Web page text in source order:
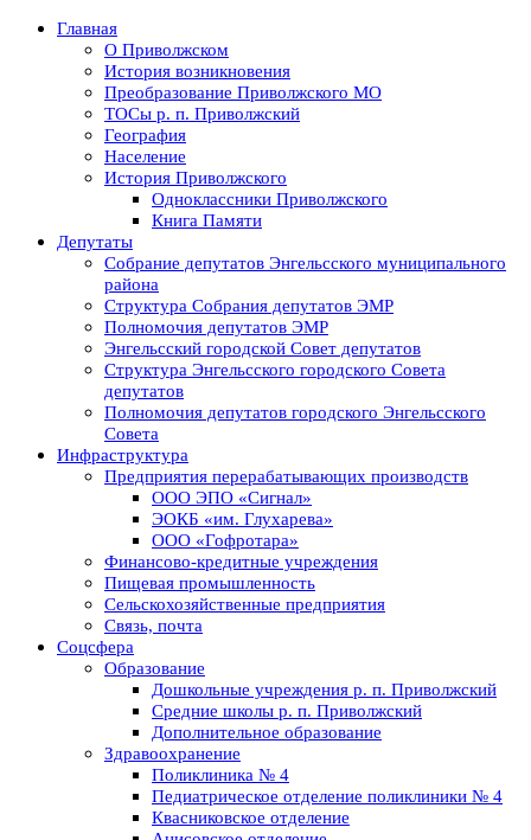
Главная
О Приволжском
История возникновения
Преобразование Приволжского МО
ТОСы р. п. Приволжский
География
Население
История Приволжского
Одноклассники Приволжского
Книга Памяти
Депутаты
Собрание депутатов Энгельсского муниципального
района
Структура Собрания депутатов ЭМР
Полномочия депутатов ЭМР
Энгельсский городской Совет депутатов
Структура Энгельсского городского Совета
депутатов
Полномочия депутатов городского Энгельсского
Совета
Инфраструктура
Предприятия перерабатывающих производств
ООО ЭПО «Сигнал»
ЭОКБ «им. Глухарева»
ООО «Гофротара»
Финансово-кредитные учреждения
Пищевая промышленность
Сельскохозяйственные предприятия
Связь, почта
Соцсфера
Образование
Дошкольные учреждения р. п. Приволжский
Средние школы р. п. Приволжский
Дополнительное образование
Здравоохранение
Поликлиника № 4
Педиатрическое отделение поликлиники № 4
Квасниковское отделение